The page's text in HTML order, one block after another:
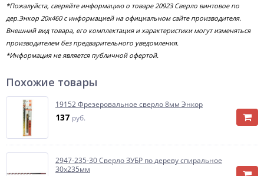
*Пожалуйста, сверяйте информацию о товаре 20923 Сверло винтовое по
дер.Энкор 20х460 с информацией на официальном сайте производителя.
Внешний вид товара, его комплектация и характеристики могут изменяться
производителем без предварительного уведомления.
*Информация не является публичной офертой.
Похожие товары
19152 Фрезеровальное сверло 8мм Энкор
137 руб.
2947-235-30 Сверло ЗУБР по дереву спиральное
30х235мм